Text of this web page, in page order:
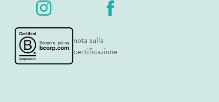
nota sulla
certificazione